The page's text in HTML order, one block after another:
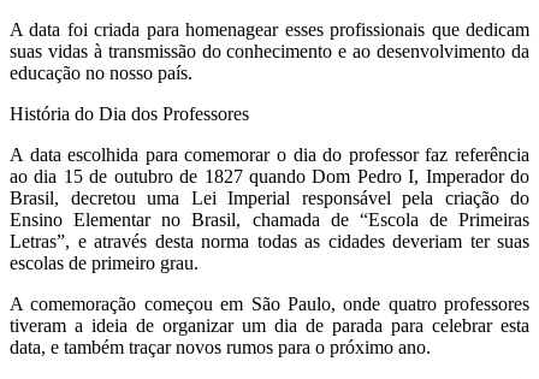
A data foi criada para homenagear esses profissionais que dedicam
suas vidas à transmissão do conhecimento e ao desenvolvimento da
educação no nosso país.
História do Dia dos Professores
A data escolhida para comemorar o dia do professor faz referência
ao dia 15 de outubro de 1827 quando Dom Pedro I, Imperador do
Brasil, decretou uma Lei Imperial responsável pela criação do
Ensino Elementar no Brasil, chamada de “Escola de Primeiras
Letras”, e através desta norma todas as cidades deveriam ter suas
escolas de primeiro grau.
A comemoração começou em São Paulo, onde quatro professores
tiveram a ideia de organizar um dia de parada para celebrar esta
data, e também traçar novos rumos para o próximo ano.